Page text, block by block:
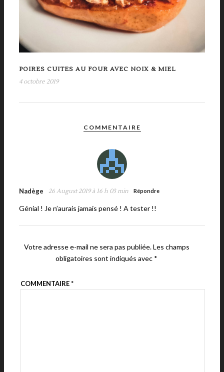
POIRES CUITES AU FOUR AVEC NOIX & MIEL
4 octobre 2019
COMMENTAIRE
Nadège 26 August 2019 à 16 h 03 min Répondre
Génial ! Je n’aurais jamais pensé ! A tester !!
Votre adresse e-mail ne sera pas publiée.Les champs
obligatoires sont indiqués avec *
COMMENTAIRE*